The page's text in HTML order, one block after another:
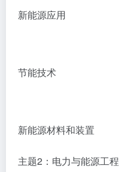
新能源应用
节能技术
新能源材料和装置
主题2：电力与能源工程